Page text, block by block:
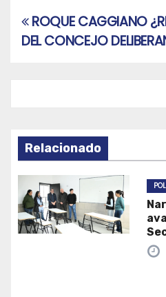
Navegación
de
ROQUE CAGGIANO
DEL CONCEJO
Relacionado